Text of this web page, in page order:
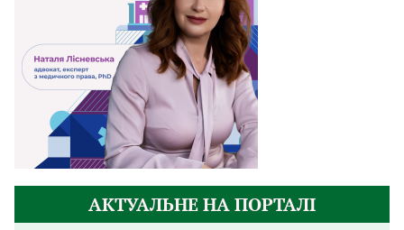
АКТУАЛЬНЕ НА ПОРТАЛІ